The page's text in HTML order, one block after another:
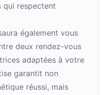
qui respectent
également vous
deux rendez-vous
adaptées à votre
garantit non
réussi, mais